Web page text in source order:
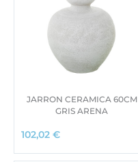
JARRON CERAMICA 60CM
GRIS ARENA
102,02 €